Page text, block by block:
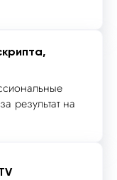
результат на